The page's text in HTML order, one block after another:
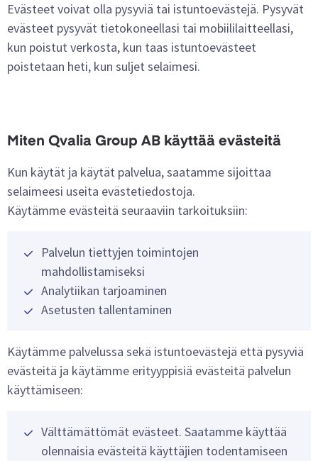
Evästeet voivat olla pysyviä tai istuntoevästejä. Pysyvät
evästeet pysyvät tietokoneellasi tai mobiililaitteellasi,
kun poistut verkosta, kun taas istuntoevästeet
poistetaan heti, kun suljet selaimesi.
Miten Qvalia Group AB käyttää evästeitä
Kun käytät ja käytät palvelua, saatamme sijoittaa
selaimeesi useita evästetiedostoja.
Käytämme evästeitä seuraaviin tarkoituksiin:
Palvelun tiettyjen toimintojen
mahdollistamiseksi
Analytiikan tarjoaminen
Asetusten tallentaminen
Käytämme palvelussa sekä istuntoevästejä että pysyviä
evästeitä ja käytämme erityyppisiä evästeitä palvelun
käyttämiseen:
Välttämättömät evästeet. Saatamme käyttää
olennaisia evästeitä käyttäjien todentamiseen